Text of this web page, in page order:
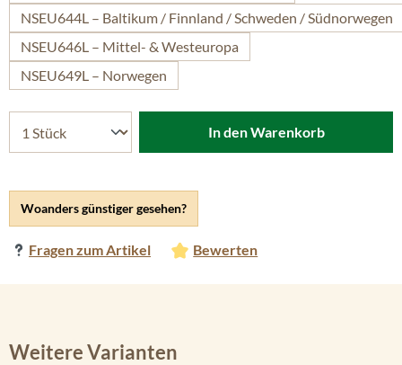
Woanders günstiger gesehen?
Fragen zum Artikel Bewerten
NSEU644L – Baltikum / Finnland / Schweden / Südnorwegen
NSEU646L – Mittel- & Westeuropa
NSEU649L – Norwegen
In den Warenkorb
Weitere Varianten